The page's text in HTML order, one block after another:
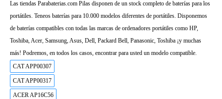
Las tiendas Parabaterias.com Pilas disponen de un stock completo de baterías para los
portátiles. Teneos baterías para 10.000 modelos diferentes de portátiles. Disponemos
de baterías compatibles con todas las marcas de ordenadores portátiles como HP,
Toshiba, Acer, Samsung, Asus, Dell, Packard Bell, Panasonic, Toshiba ¡y muchas
más! Podremos, en todos los casos, encontrar para usted un modelo compatible.
CAT APP00307
CAT APP00317
ACER AP16C56